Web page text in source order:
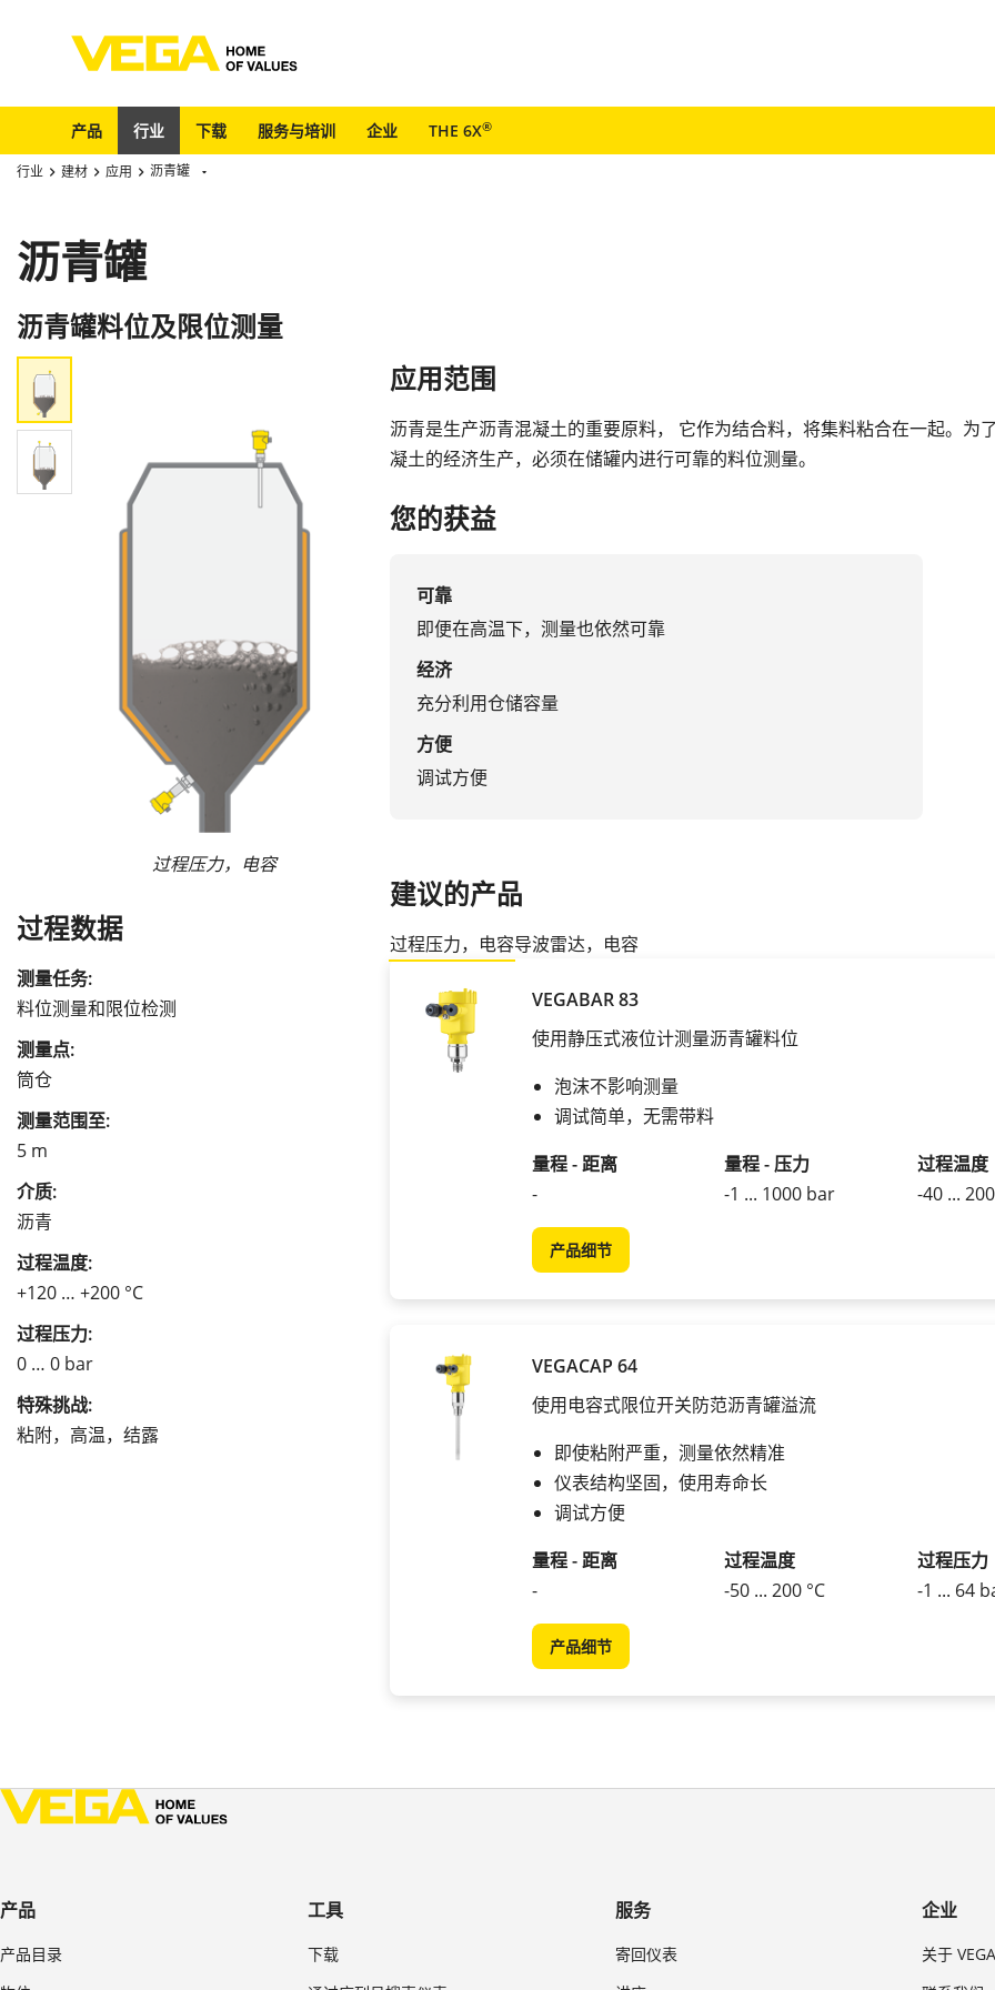
产品 行业 下载 服务与培训 企业 THE 6X®
行业 建材 应用 沥青罐
沥青罐
沥青罐料位及限位测量
过程压力，电容
过程数据
测量任务:
料位测量和限位检测
测量点:
筒仓
测量范围至:
5 m
介质:
沥青
过程温度:
+120 … +200 °C
过程压力:
0 … 0 bar
特殊挑战:
粘附，高温，结露
应用范围
沥青是生产沥青混凝土的重要原料， 它作为结合料，将集料粘合在一起。为
凝土的经济生产，必须在储罐内进行可靠的料位测量。
您的获益
可靠
即便在高温下，测量也依然可靠
经济
充分利用仓储容量
方便
调试方便
建议的产品
过程压力，电容导波雷达，电容
VEGABAR 83
使用静压式液位计测量沥青罐料位
泡沫不影响测量
调试简单，无需带料
量程 - 距离
-
量程 - 压力
-1 ... 1000 bar
过程温度
-40 ...
产品细节
VEGACAP 64
使用电容式限位开关防范沥青罐溢流
即使粘附严重，测量依然精准
仪表结构坚固，使用寿命长
调试方便
量程 - 距离
-
过程温度
-50 ... 200 °C
过程压力
-1 ... 64
产品细节
产品
产品目录
工具
下载
服务
寄回仪表
企业
关于 VEGA